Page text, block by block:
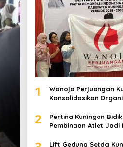
1
Wanoja Perjuangan
Konsolidasikan
2
Pertina Kuningan
Pembinaan Atlet Jadi
Lift Gedung Setda